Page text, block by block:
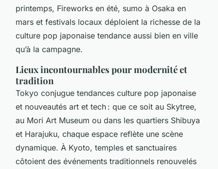
printemps, Fireworks en été, sumo à Osaka en
mars et festivals locaux déploient la richesse de la
culture pop japonaise tendance aussi bien en ville
qu’à la campagne.
Lieux incontournables pour modernité et
tradition
Tokyo conjugue tendances culture pop japonaise
et nouveautés art et tech : que ce soit au Skytree,
au Mori Art Museum ou dans les quartiers Shibuya
et Harajuku, chaque espace reflète une scène
dynamique. À Kyoto, temples et sanctuaires
côtoient des événements traditionnels renouvelés